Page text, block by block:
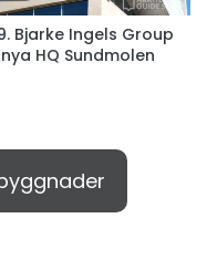
Bjarke Ingels Group
nya HQ Sundmolen